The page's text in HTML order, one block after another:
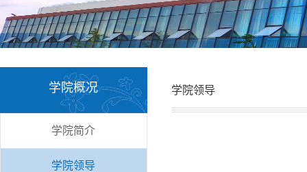
学院概况
学院简介
学院领导
学院领导